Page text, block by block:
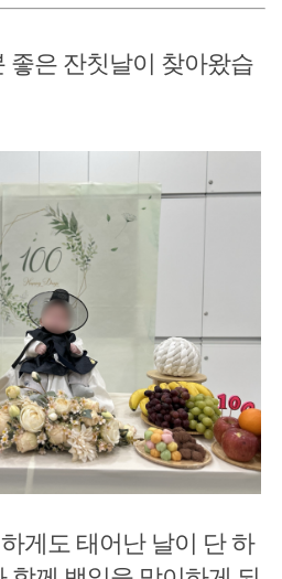
좋은 잔칫날이 찾아왔습
게도 태어난 날이 단 하